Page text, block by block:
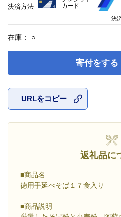
在庫： ○
寄付をする
URLをコピー
返礼品に
■商品名
徳用手延べそば１７食入り
■商品説明
決済方法
カード
決